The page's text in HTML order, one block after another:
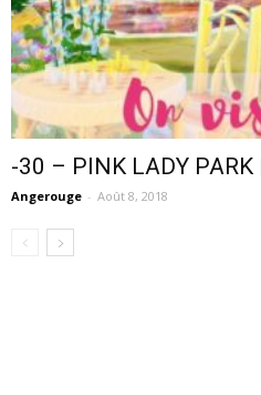
-30 – PINK LADY PARK
Angerouge - Août 8, 2018